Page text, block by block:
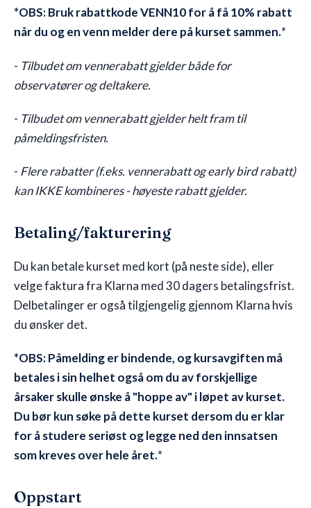
*OBS: Bruk rabattkode VENN10 for å få 10% rabatt
når du og en venn melder dere på kurset sammen.*
- Tilbudet om vennerabatt gjelder både for
observatører og deltakere.
- Tilbudet om vennerabatt gjelder helt fram til
påmeldingsfristen.
- Flere rabatter (f.eks. vennerabatt og early bird rabatt)
kan IKKE kombineres - høyeste rabatt gjelder.
Betaling/fakturering
Du kan betale kurset med kort (på neste side), eller
velge faktura fra Klarna med 30 dagers betalingsfrist.
Delbetalinger er også tilgjengelig gjennom Klarna hvis
du ønsker det.
*OBS: Påmelding er bindende, og kursavgiften må
betales i sin helhet også om du av forskjellige
årsaker skulle ønske å "hoppe av" i løpet av kurset.
Du bør kun søke på dette kurset dersom du er klar
for å studere seriøst og legge ned den innsatsen
som kreves over hele året.*
Oppstart